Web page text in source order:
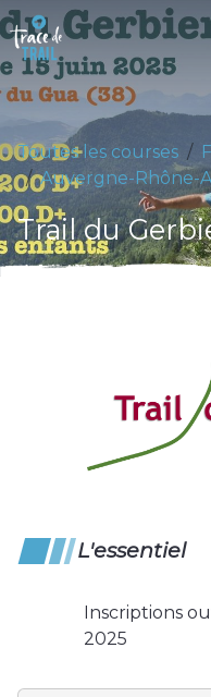
Toutes les courses
Auvergne-Rhône-
Trail du
L'essentiel
Inscriptions
2025